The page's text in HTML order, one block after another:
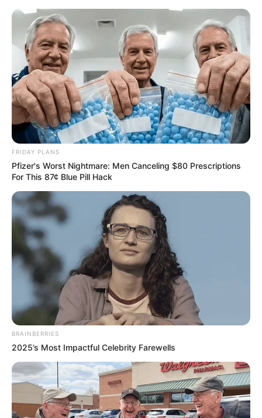
Mühlhausen (Thüringen) und Weinbergen mit
Umgebung
Hotels Veranstaltungen 20 km 40 km
Im Sommer gehören auchBademöglichkeitenzu den
FRIDAY PLANS
Pfizer's Worst Nightmare: Men Canceling $80 Prescriptions
For This 87¢ Blue Pill Hack
BRAINBERRIES
2025’s Most Impactful Celebrity Farewells